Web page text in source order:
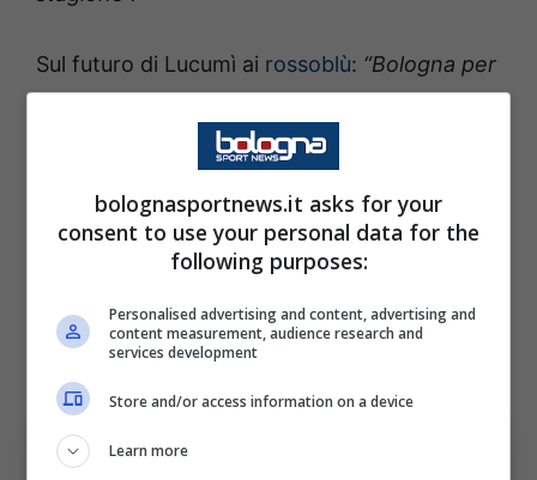
Sul futuro di Lucumì ai rossoblù: “Bologna per
lui rappresenta casa. Anche la scorsa estate
si erano presentate occasioni rilevanti, ma
non si è trovato l’accordo giusto per
concretizzare il trasferimento. Oggi penso
che sia arrivato il momento di affrontare una
opportunità che offrirà il mercato e capiremo
se ci saranno le condizioni migliori per tutti”.
bolognasportnews.it asks for your
consent to use your personal data for the
following purposes:
Personalised advertising and content, advertising and
content measurement, audience research and
services development
Store and/or access information on a device
Learn more